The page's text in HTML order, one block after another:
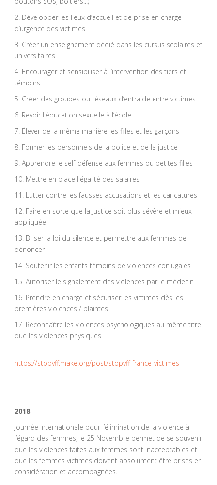
2. Développer les lieux d’accueil et de prise en charge
d’urgence des victimes
3. Créer un enseignement dédié dans les cursus scolaires et
universitaires
4. Encourager et sensibiliser à l’intervention des tiers et
témoins
5. Créer des groupes ou réseaux d’entraide entre victimes
6. Revoir l'éducation sexuelle à l’école
7. Élever de la même manière les filles et les garçons
8. Former les personnels de la police et de la justice
9. Apprendre le self-défense aux femmes ou petites filles
10. Mettre en place l'égalité des salaires
11. Lutter contre les fausses accusations et les caricatures
12. Faire en sorte que la Justice soit plus sévère et mieux
appliquée
13. Briser la loi du silence et permettre aux femmes de
dénoncer
14. Soutenir les enfants témoins de violences conjugales
15. Autoriser le signalement des violences par le médecin
16. Prendre en charge et sécuriser les victimes dès les
premières violences / plaintes
17. Reconnaître les violences psychologiques au même titre
que les violences physiques
https://stopvff.make.org/post/stopvff-france-victimes
2018
Journée internationale pour l’élimination de la violence à
l’égard des femmes, le 25 Novembre permet de se souvenir
que les violences faites aux femmes sont inacceptables et
que les femmes victimes doivent absolument être prises en
considération et accompagnées.